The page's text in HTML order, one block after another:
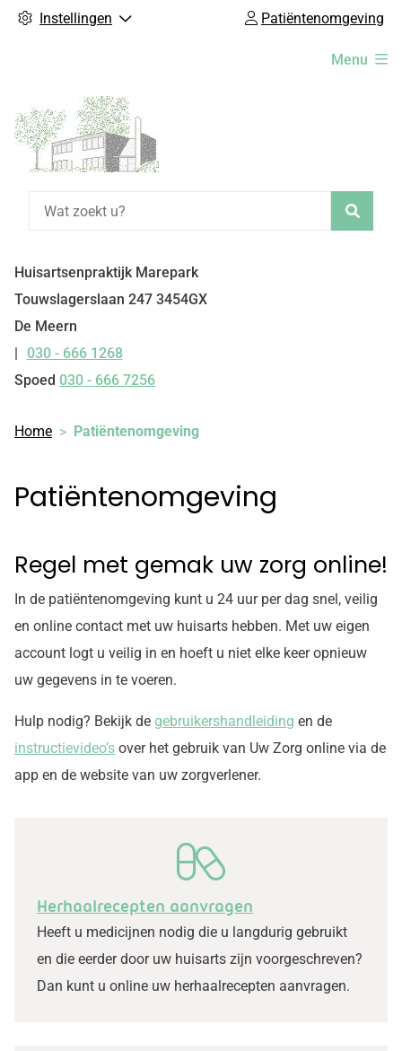
Instellingen Patiëntenomgeving
Menu
Huisartsenpraktijk Marepark
Touwslagerslaan 247 3454GX
De Meern
Tel:
030 - 666 1268
Spoed 030 - 666 7256
Home Patiëntenomgeving
Patiëntenomgeving
Regel met gemak uw zorg online!
In de patiëntenomgeving kunt u 24 uur per dag snel, veilig
en online contact met uw huisarts hebben. Met uw eigen
account logt u veilig in en hoeft u niet elke keer opnieuw
uw gegevens in te voeren.
Hulp nodig? Bekijk de gebruikershandleiding en de
instructievideo’s over het gebruik van Uw Zorg online via de
app en de website van uw zorgverlener.
Herhaalrecepten aanvragen
Heeft u medicijnen nodig die u langdurig gebruikt
en die eerder door uw huisarts zijn voorgeschreven?
Dan kunt u online uw herhaalrecepten aanvragen.